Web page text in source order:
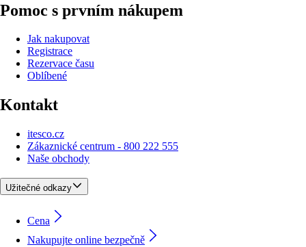
Pomoc s prvním nákupem
Jak nakupovat
Registrace
Rezervace času
Oblíbené
Kontakt
itesco.cz
Zákaznické centrum - 800 222 555
Naše obchody
Užitečné odkazy
Cena
Nakupujte online bezpečně